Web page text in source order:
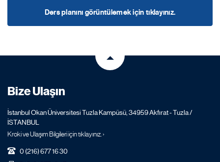
Ders planını görüntülemek için tıklayınız.
Bize Ulaşın
İstanbul Okan Üniversitesi Tuzla Kampüsü, 34959 Akfırat - Tuzla /
İSTANBUL
Kroki ve Ulaşım Bilgileri için tıklayınız. ›
0 (216) 677 16 30